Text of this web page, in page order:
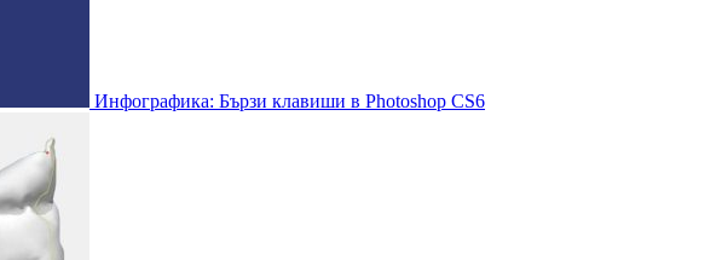
Инфографика: Бързи клавиши в Photoshop CS6